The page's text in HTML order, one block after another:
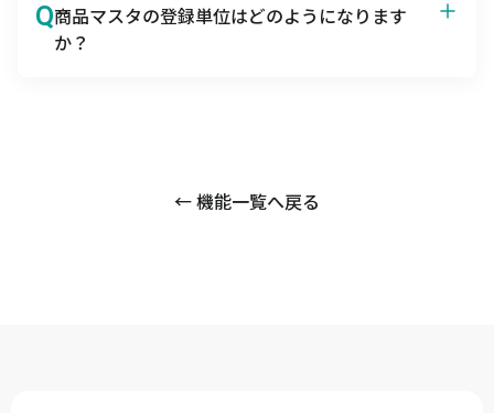
Q商品マスタの登録単位はどのようになります
か？
← 機能一覧へ戻る